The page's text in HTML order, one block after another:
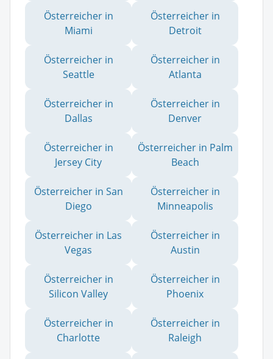
Österreicher in
Miami
Österreicher in
Detroit
Österreicher in
Seattle
Österreicher in
Atlanta
Österreicher in
Dallas
Österreicher in
Denver
Österreicher in
Jersey City
Österreicher in Palm
Beach
Österreicher in San
Diego
Österreicher in
Minneapolis
Österreicher in Las
Vegas
Österreicher in
Austin
Österreicher in
Silicon Valley
Österreicher in
Phoenix
Österreicher in
Charlotte
Österreicher in
Raleigh